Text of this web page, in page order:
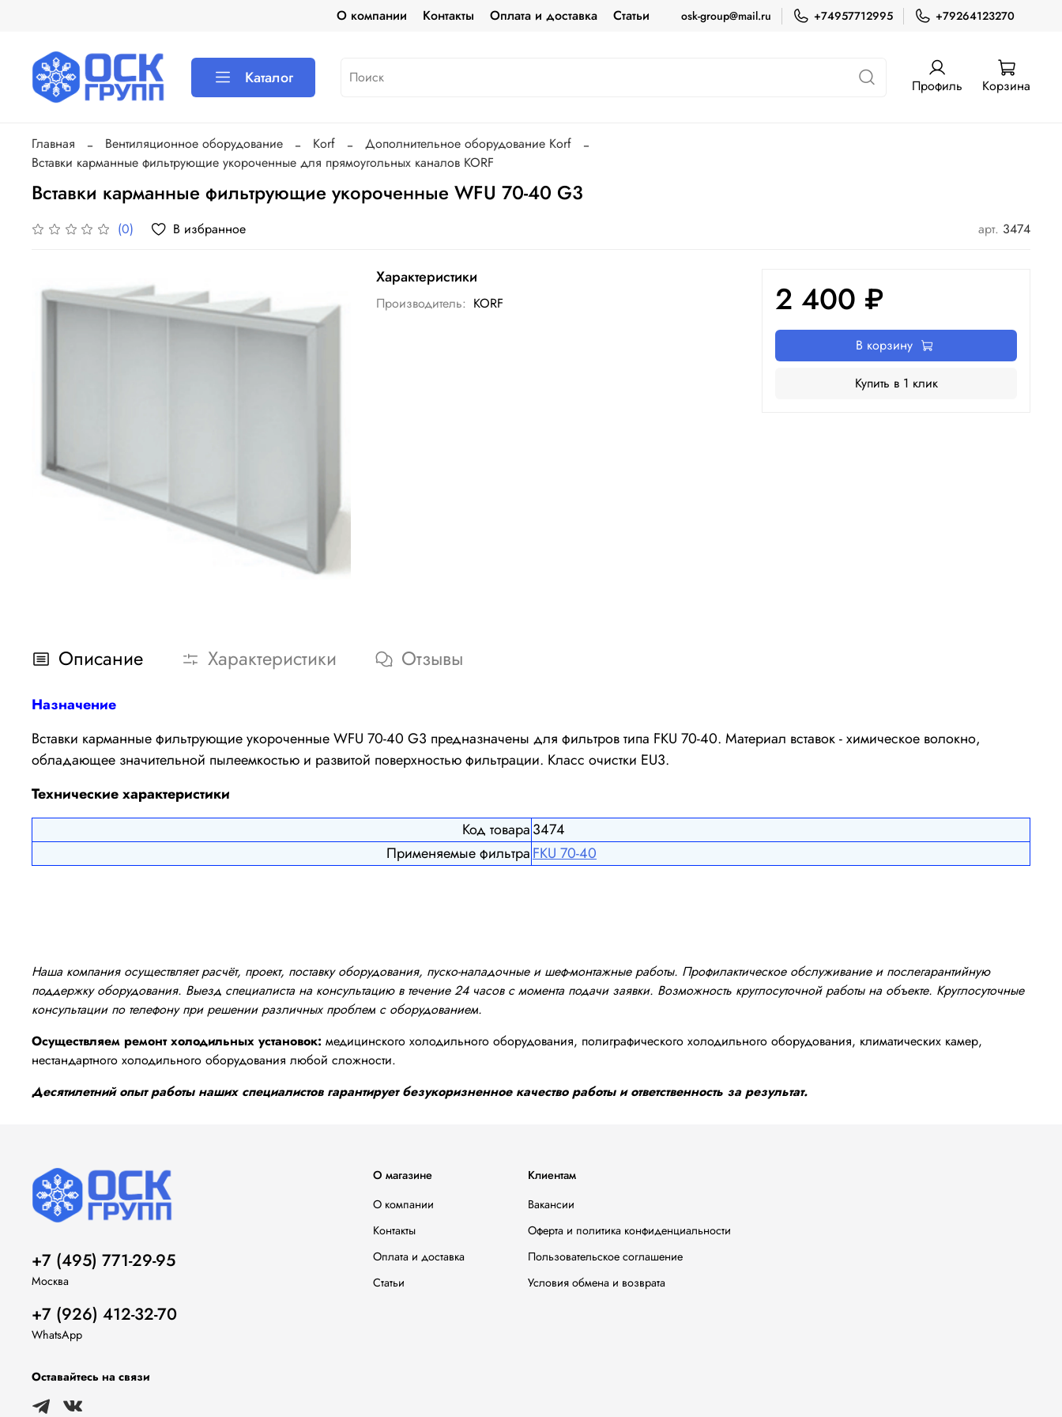
О компании Контакты Оплата и доставка Статьи osk-group@mail.ru +74957712995 +79264123270
Каталог Профиль Корзина
Главная Вентиляционное оборудование Korf
Дополнительное оборудование Korf
Вставки карманные фильтрующие укороченные для прямоугольных каналов KORF
Вставки карманные фильтрующие укороченные WFU 70-40 G3
(0) В избранное арт. 3474
Характеристики
Производитель: KORF 2 400 ₽
В корзину
Купить в 1 клик
Описание Характеристики Отзывы
Назначение
Вставки карманные фильтрующие укороченные WFU 70-40 G3 предназначены для фильтров типа FKU 70-40. Материал вставок - химическое волокно,
обладающее значительной пылеемкостью и развитой поверхностью фильтрации. Класс очистки EU3.
Технические характеристики
Код товара3474
Применяемые фильтраFКU 70-40
Наша компания осуществляет расчёт, проект, поставку оборудования, пуско-наладочные и шеф-монтажные работы. Профилактическое обслуживание и послегарантийную
поддержку оборудования. Выезд специалиста на консультацию в течение 24 часов с момента подачи заявки. Возможность круглосуточной работы на объекте. Круглосуточные
консультации по телефону при решении различных проблем с оборудованием.
Осуществляем ремонт холодильных установок: медицинского холодильного оборудования, полиграфического холодильного оборудования, климатических камер,
нестандартного холодильного оборудования любой сложности.
Десятилетний опыт работы наших специалистов гарантирует безукоризненное качество работы и ответственность за результат.
О магазине
О компании
Контакты
Оплата и доставка
Статьи
Клиентам
Вакансии
Оферта и политика конфиденциальности
Пользовательское соглашение
Условия обмена и возврата
+7 (495) 771-29-95
Москва
+7 (926) 412-32-70
WhatsApp
Оставайтесь на связи